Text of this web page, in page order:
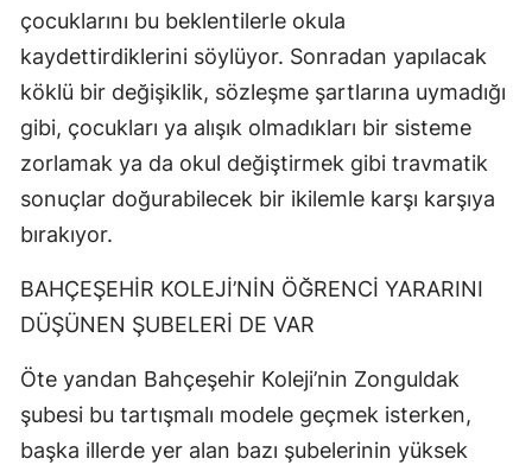
çocuklarını bu beklentilerle okula
kaydettirdiklerini söylüyor. Sonradan yapılacak
köklü bir değişiklik, sözleşme şartlarına uymadığı
gibi, çocukları ya alışık olmadıkları bir sisteme
zorlamak ya da okul değiştirmek gibi travmatik
sonuçlar doğurabilecek bir ikilemle karşı karşıya
bırakıyor.
BAHÇEŞEHİR KOLEJİ’NİN ÖĞRENCİ YARARINI
DÜŞÜNEN ŞUBELERİ DE VAR
Öte yandan Bahçeşehir Koleji’nin Zonguldak
şubesi bu tartışmalı modele geçmek isterken,
başka illerde yer alan bazı şubelerinin yüksek